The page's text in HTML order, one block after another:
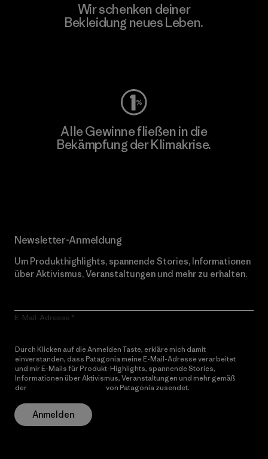
Wir schenken deiner
Bekleidung neues Leben.
Alle Gewinne fließen in die
Bekämpfung der Klimakrise.
Newsletter-Anmeldung
Um Produkthighlights, spannende Stories, Informationen
über Aktivismus, Veranstaltungen und mehr zu erhalten.
E-Mail-Adresse
Durch Klicken auf die Anmelden Taste, erkläre mich damit
einverstanden, dass Patagonia meine E-Mail-Adresse verarbeitet
und mir E-Mails für Produkt-Highlights, spannende Stories,
Informationen über Aktivismus, Veranstaltungen und mehr gemäß
der
von Patagonia zusendet.
Anmelden